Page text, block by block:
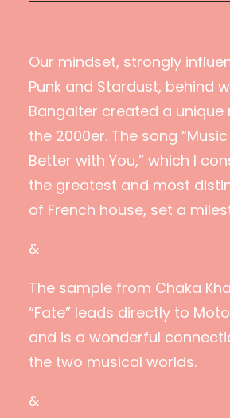
Our mindset, strongly
Punk and Stardust, behind
Bangalter created a unique
the 2000er. The song
Better with You,” which I
the greatest and most
of French house, set a
&
The sample from Chaka
“Fate” leads directly to
and is a wonderful
the two musical worlds.
&